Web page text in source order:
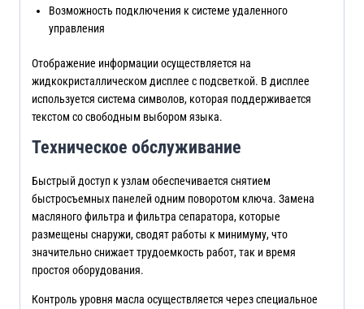
Возможность подключения к системе удаленного
управления
Отображение информации осуществляется на
жидкокристаллическом дисплее с подсветкой. В дисплее
используется система символов, которая поддерживается
текстом со свободным выбором языка.
Техническое обслуживание
Быстрый доступ к узлам обеспечивается снятием
быстросъемных панелей одним поворотом ключа. Замена
масляного фильтра и фильтра сепаратора, которые
размещены снаружи, сводят работы к минимуму, что
значительно снижает трудоемкость работ, так и время
простоя оборудования.
Контроль уровня масла осуществляется через специальное